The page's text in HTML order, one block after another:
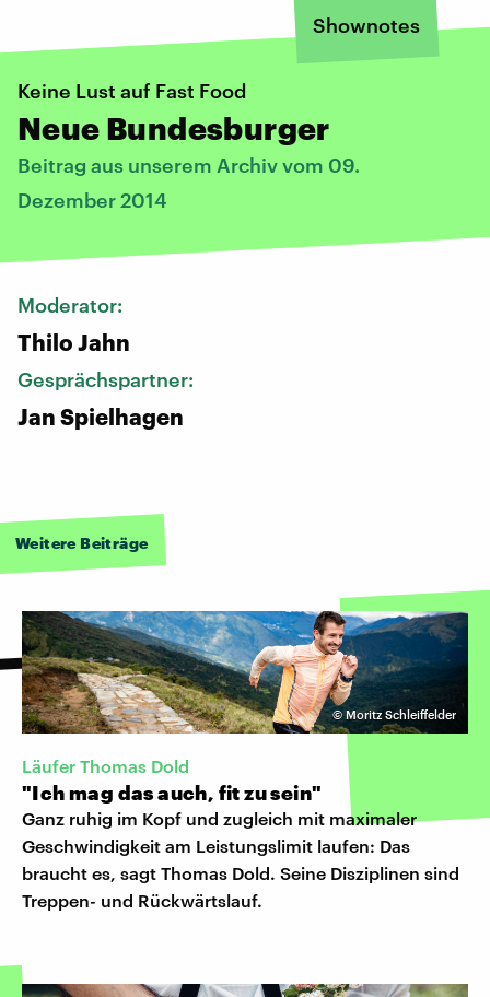
Shownotes
Keine Lust auf Fast Food
Neue Bundesburger
Beitrag aus unserem Archiv vom 09.
Dezember 2014
Moderator:
Thilo Jahn
Gesprächspartner:
Jan Spielhagen
Weitere Beiträge
©Moritz Schleiffelder
Läufer Thomas Dold
"Ich mag das auch, fit zu sein"
Ganz ruhig im Kopf und zugleich mit maximaler
Geschwindigkeit am Leistungslimit laufen: Das
braucht es, sagt Thomas Dold. Seine Disziplinen sind
Treppen- und Rückwärtslauf.